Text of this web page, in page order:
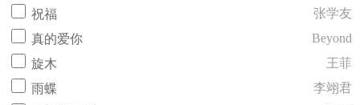
祝福
张学友
真的爱你
Beyond
旋木
王菲
雨蝶
李翊君